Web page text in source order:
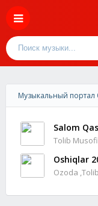
Музыкальный портал
Salom
Tolib
Oshiqlar
Ozoda